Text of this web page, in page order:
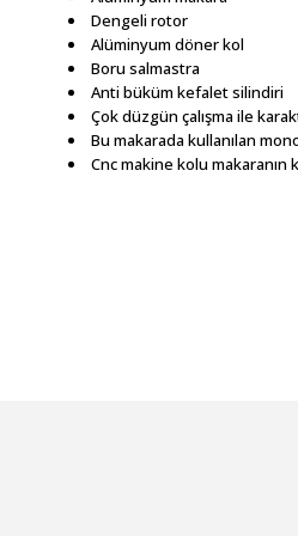
Dengeli rotor
Alüminyum döner kol
Boru salmastra
Anti büküm kefalet silindiri
Çok düzgün çalışma ile
Bu makarada kullanılan
Cnc makine kolu makaranın